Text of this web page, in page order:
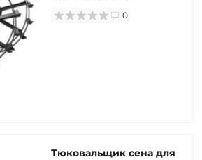
0
Тюковальщик сена для